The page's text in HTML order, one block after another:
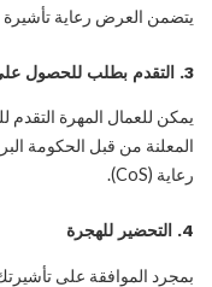
يتضمن العرض رعاية
3. التقدم بطلب للحصول
يمكن للعمال المهرة
المعلنة من قبل الحكومة
رعاية (CoS).
4. التحضير للهجرة
بمجرد الموافقة على